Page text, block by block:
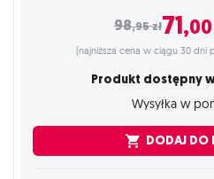
98,95zł71,00
(najniższa cena w ciągu 30 dni
Produkt dostępny
Wysyłka w
DODAJ DO